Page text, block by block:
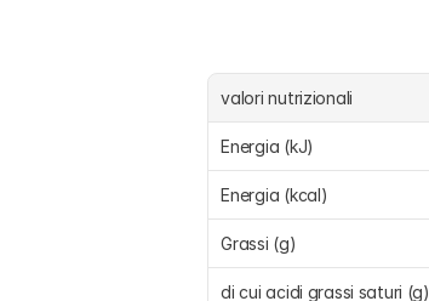
valori nutrizionali
Energia (kJ)
Energia (kcal)
Grassi (g)
di cui acidi grassi saturi (g)